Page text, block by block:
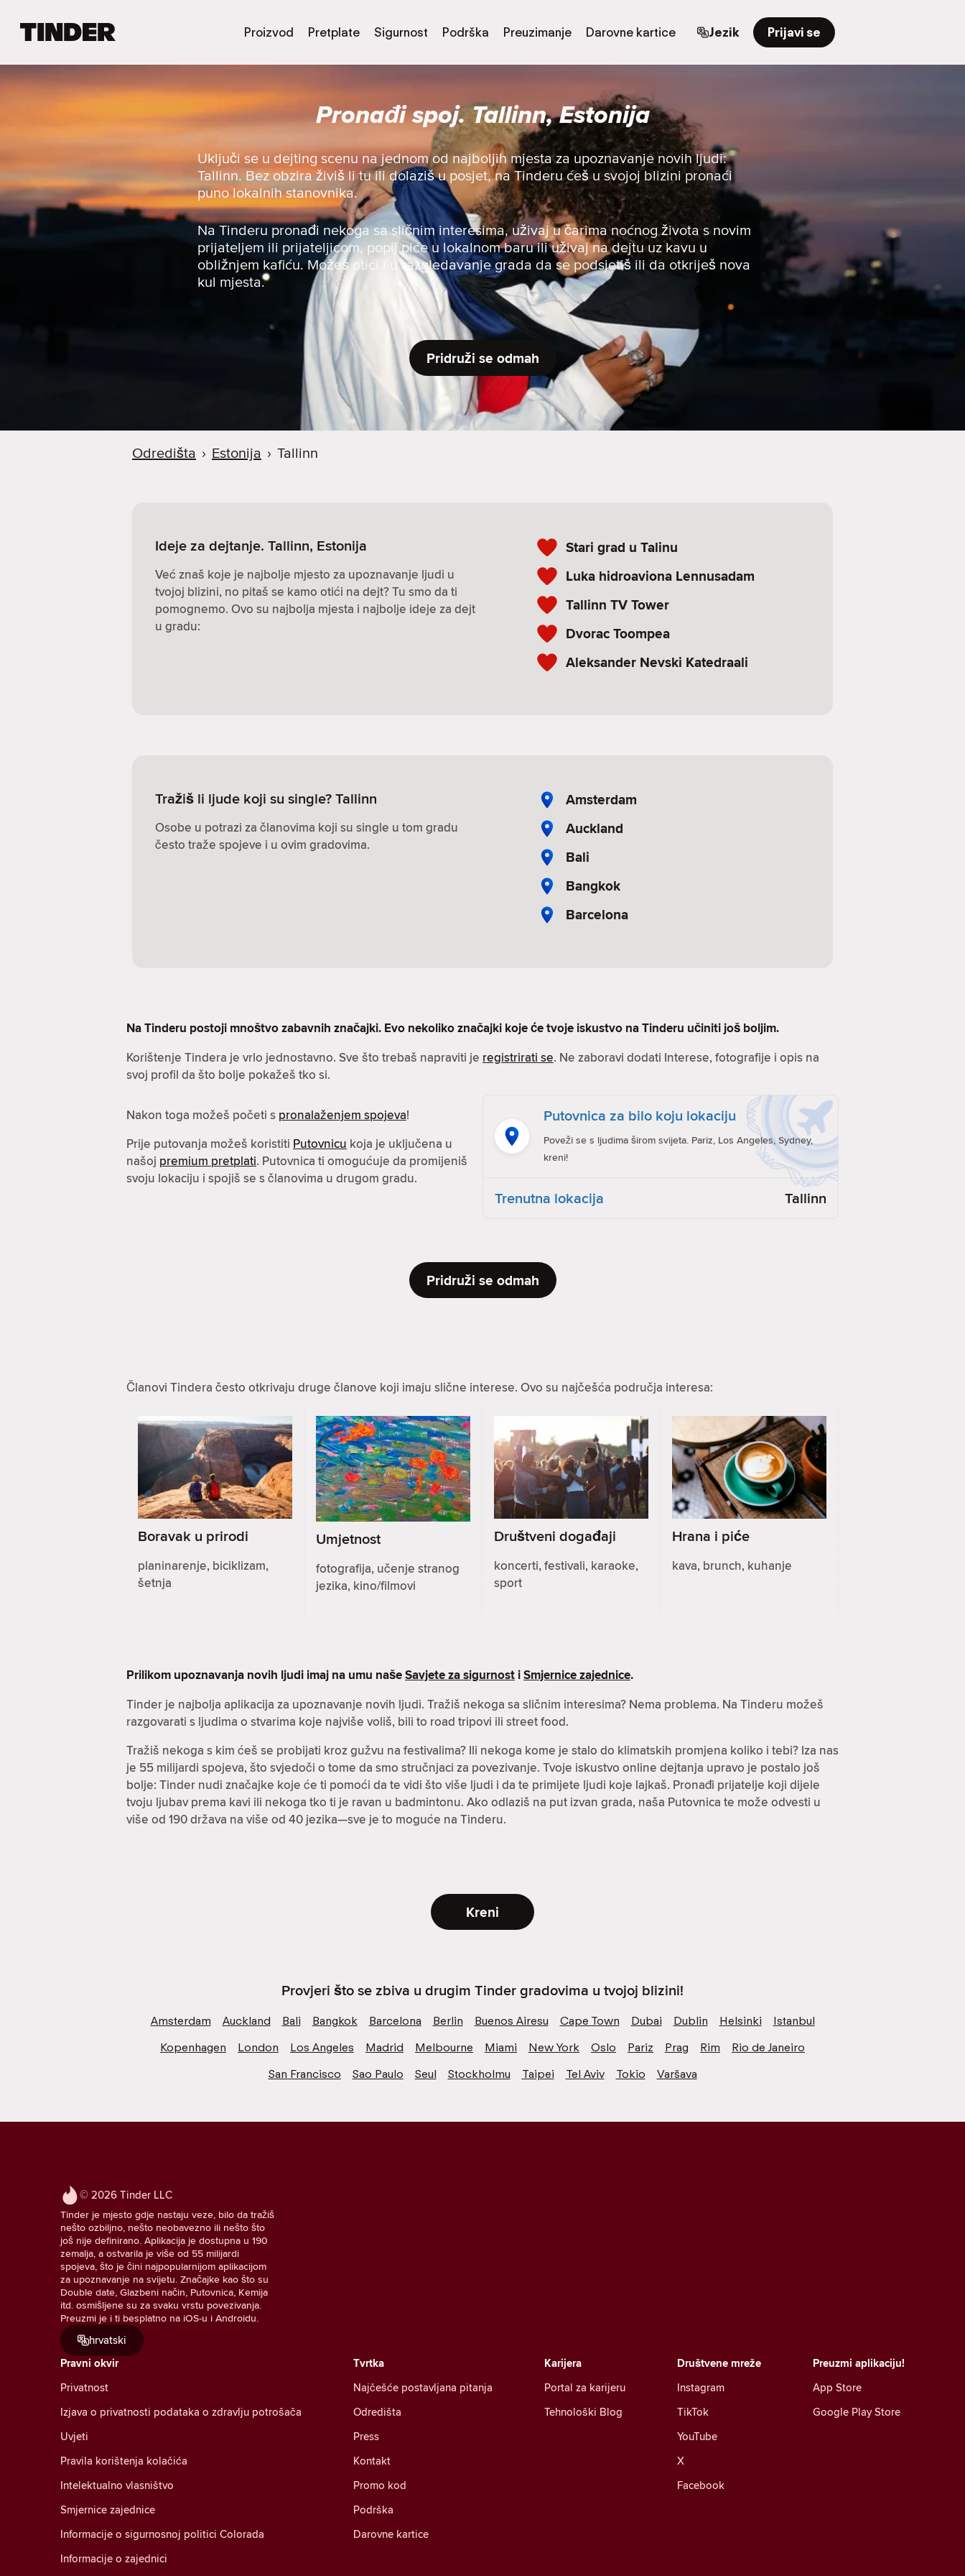
e
o
v
n
Proizvod Pretplate Sigurnost Podrška Preuzimanje Darovne kartice Jezik Prijavi se
Pronađi spoj. Tallinn, Estonija
Uključi se u dejting scenu na jednom od najboljih mjesta za upoznavanje novih ljudi:
Tallinn. Bez obzira živiš li tu ili dolaziš u posjet, na Tinderu ćeš u svojoj blizini pronaći
puno lokalnih stanovnika.
Na Tinderu pronađi nekoga sa sličnim interesima, uživaj u čarima noćnog života s novim
prijateljem ili prijateljicom, popij piće u lokalnom baru ili uživaj na dejtu uz kavu u
obližnjem kafiću. Možeš otići i u razgledavanje grada da se podsjetiš ili da otkriješ nova
kul mjesta.
Pridruži se odmah
Odredišta › Estonija › Tallinn
Ideje za dejtanje. Tallinn, Estonija
Već znaš koje je najbolje mjesto za upoznavanje ljudi u
tvojoj blizini, no pitaš se kamo otići na dejt? Tu smo da ti
pomognemo. Ovo su najbolja mjesta i najbolje ideje za dejt
u gradu:
Stari grad u Talinu
Luka hidroaviona Lennusadam
Tallinn TV Tower
Dvorac Toompea
Aleksander Nevski Katedraali
Tražiš li ljude koji su single? Tallinn
Osobe u potrazi za članovima koji su single u tom gradu
često traže spojeve i u ovim gradovima.
Amsterdam
Auckland
Bali
Bangkok
Barcelona
Na Tinderu postoji mnoštvo zabavnih značajki. Evo nekoliko značajki koje će tvoje iskustvo na Tinderu učiniti još boljim.
Korištenje Tindera je vrlo jednostavno. Sve što trebaš napraviti je registrirati se. Ne zaboravi dodati Interese, fotografije i opis na
svoj profil da što bolje pokažeš tko si.
Nakon toga možeš početi s pronalaženjem spojeva!
Prije putovanja možeš koristiti Putovnicu koja je uključena u
našoj premium pretplati. Putovnica ti omogućuje da promijeniš
svoju lokaciju i spojiš se s članovima u drugom gradu.
Putovnica za bilo koju lokaciju
Poveži se s ljudima širom svijeta. Pariz, Los Angeles, Sydney,
kreni!
Trenutna lokacija Tallinn
Pridruži se odmah
Članovi Tindera često otkrivaju druge članove koji imaju slične interese. Ovo su najčešća područja interesa:
Boravak u prirodi
planinarenje, biciklizam,
šetnja
Umjetnost
fotografija, učenje stranog
jezika, kino/filmovi
Društveni događaji
koncerti, festivali, karaoke,
sport
Hrana i piće
kava, brunch, kuhanje
Prilikom upoznavanja novih ljudi imaj na umu našeSavjete za sigurnost iSmjernice zajednice.
Tinder je najbolja aplikacija za upoznavanje novih ljudi. Tražiš nekoga sa sličnim interesima? Nema problema. Na Tinderu možeš
razgovarati s ljudima o stvarima koje najviše voliš, bili to road tripovi ili street food.
Tražiš nekoga s kim ćeš se probijati kroz gužvu na festivalima? Ili nekoga kome je stalo do klimatskih promjena koliko i tebi? Iza nas
je 55 milijardi spojeva, što svjedoči o tome da smo stručnjaci za povezivanje. Tvoje iskustvo online dejtanja upravo je postalo još
bolje: Tinder nudi značajke koje će ti pomoći da te vidi što više ljudi i da te primijete ljudi koje lajkaš. Pronađi prijatelje koji dijele
tvoju ljubav prema kavi ili nekoga tko ti je ravan u badmintonu. Ako odlaziš na put izvan grada, naša Putovnica te može odvesti u
više od 190 država na više od 40 jezika—sve je to moguće na Tinderu.
Kreni
Provjeri što se zbiva u drugim Tinder gradovima u tvojoj blizini!
Amsterdam Auckland Bali Bangkok Barcelona Berlin Buenos Airesu Cape Town Dubai Dublin Helsinki
Istanbul
Kopenhagen
London Los Angeles Madrid Melbourne Miami New York Oslo Pariz Prag Rim
Rio de Janeiro
San Francisco
Sao Paulo Seul Stockholmu Taipei Tel Aviv Tokio Varšava
© 2026 Tinder LLC
Tinder je mjesto gdje nastaju veze, bilo da tražiš
nešto ozbiljno, nešto neobavezno ili nešto što
još nije definirano. Aplikacija je dostupna u 190
zemalja, a ostvarila je više od 55 milijardi
spojeva, što je čini najpopularnijom aplikacijom
za upoznavanje na svijetu. Značajke kao što su
Double date, Glazbeni način, Putovnica, Kemija
itd. osmišljene su za svaku vrstu povezivanja.
Preuzmi je i ti besplatno na iOS-u i Androidu.
hrvatski
Društvene mreže
Instagram
TikTok
YouTube
X
Facebook
Pravni okvir
Privatnost
Izjava o privatnosti podataka o zdravlju potrošača
Uvjeti
Pravila korištenja kolačića
Intelektualno vlasništvo
Smjernice zajednice
Informacije o sigurnosnoj politici Colorada
Informacije o zajednici
Karijera
Portal za karijeru
Tehnološki Blog
Tvrtka
Najčešće postavljana pitanja
Odredišta
Press
Kontakt
Promo kod
Podrška
Darovne kartice
Preuzmi aplikaciju!
App Store
Google Play Store